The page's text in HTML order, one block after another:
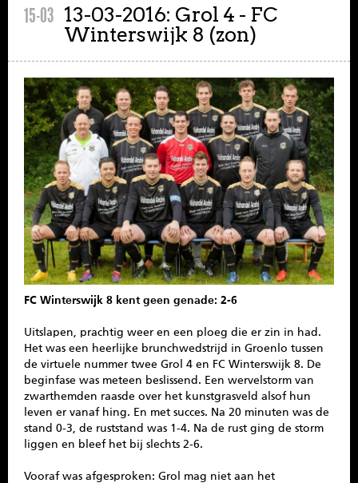
INFORMATIE
SENIOREN
SPONSOREN
CONTACT
MENU
15-03 13-03-2016: Grol 4 - FC
Winterswijk 8 (zon)
FC Winterswijk 8 kent geen genade: 2-6
Uitslapen, prachtig weer en een ploeg die er zin in had.
Het was een heerlijke brunchwedstrijd in Groenlo tussen
de virtuele nummer twee Grol 4 en FC Winterswijk 8. De
beginfase was meteen beslissend. Een wervelstorm van
zwarthemden raasde over het kunstgrasveld alsof hun
leven er vanaf hing. En met succes. Na 20 minuten was de
stand 0-3, de ruststand was 1-4. Na de rust ging de storm
liggen en bleef het bij slechts 2-6.
Vooraf was afgesproken: Grol mag niet aan het